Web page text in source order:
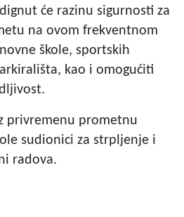
će razinu sigurnosti za
na ovom frekventnom
škole, sportskih
kao i omogućiti
privremenu prometnu
sudionici za strpljenje i
radova.